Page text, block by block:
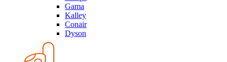
Gama
Kalley
Conair
Dyson